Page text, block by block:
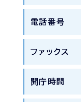
電話番号
ファックス
開庁時間